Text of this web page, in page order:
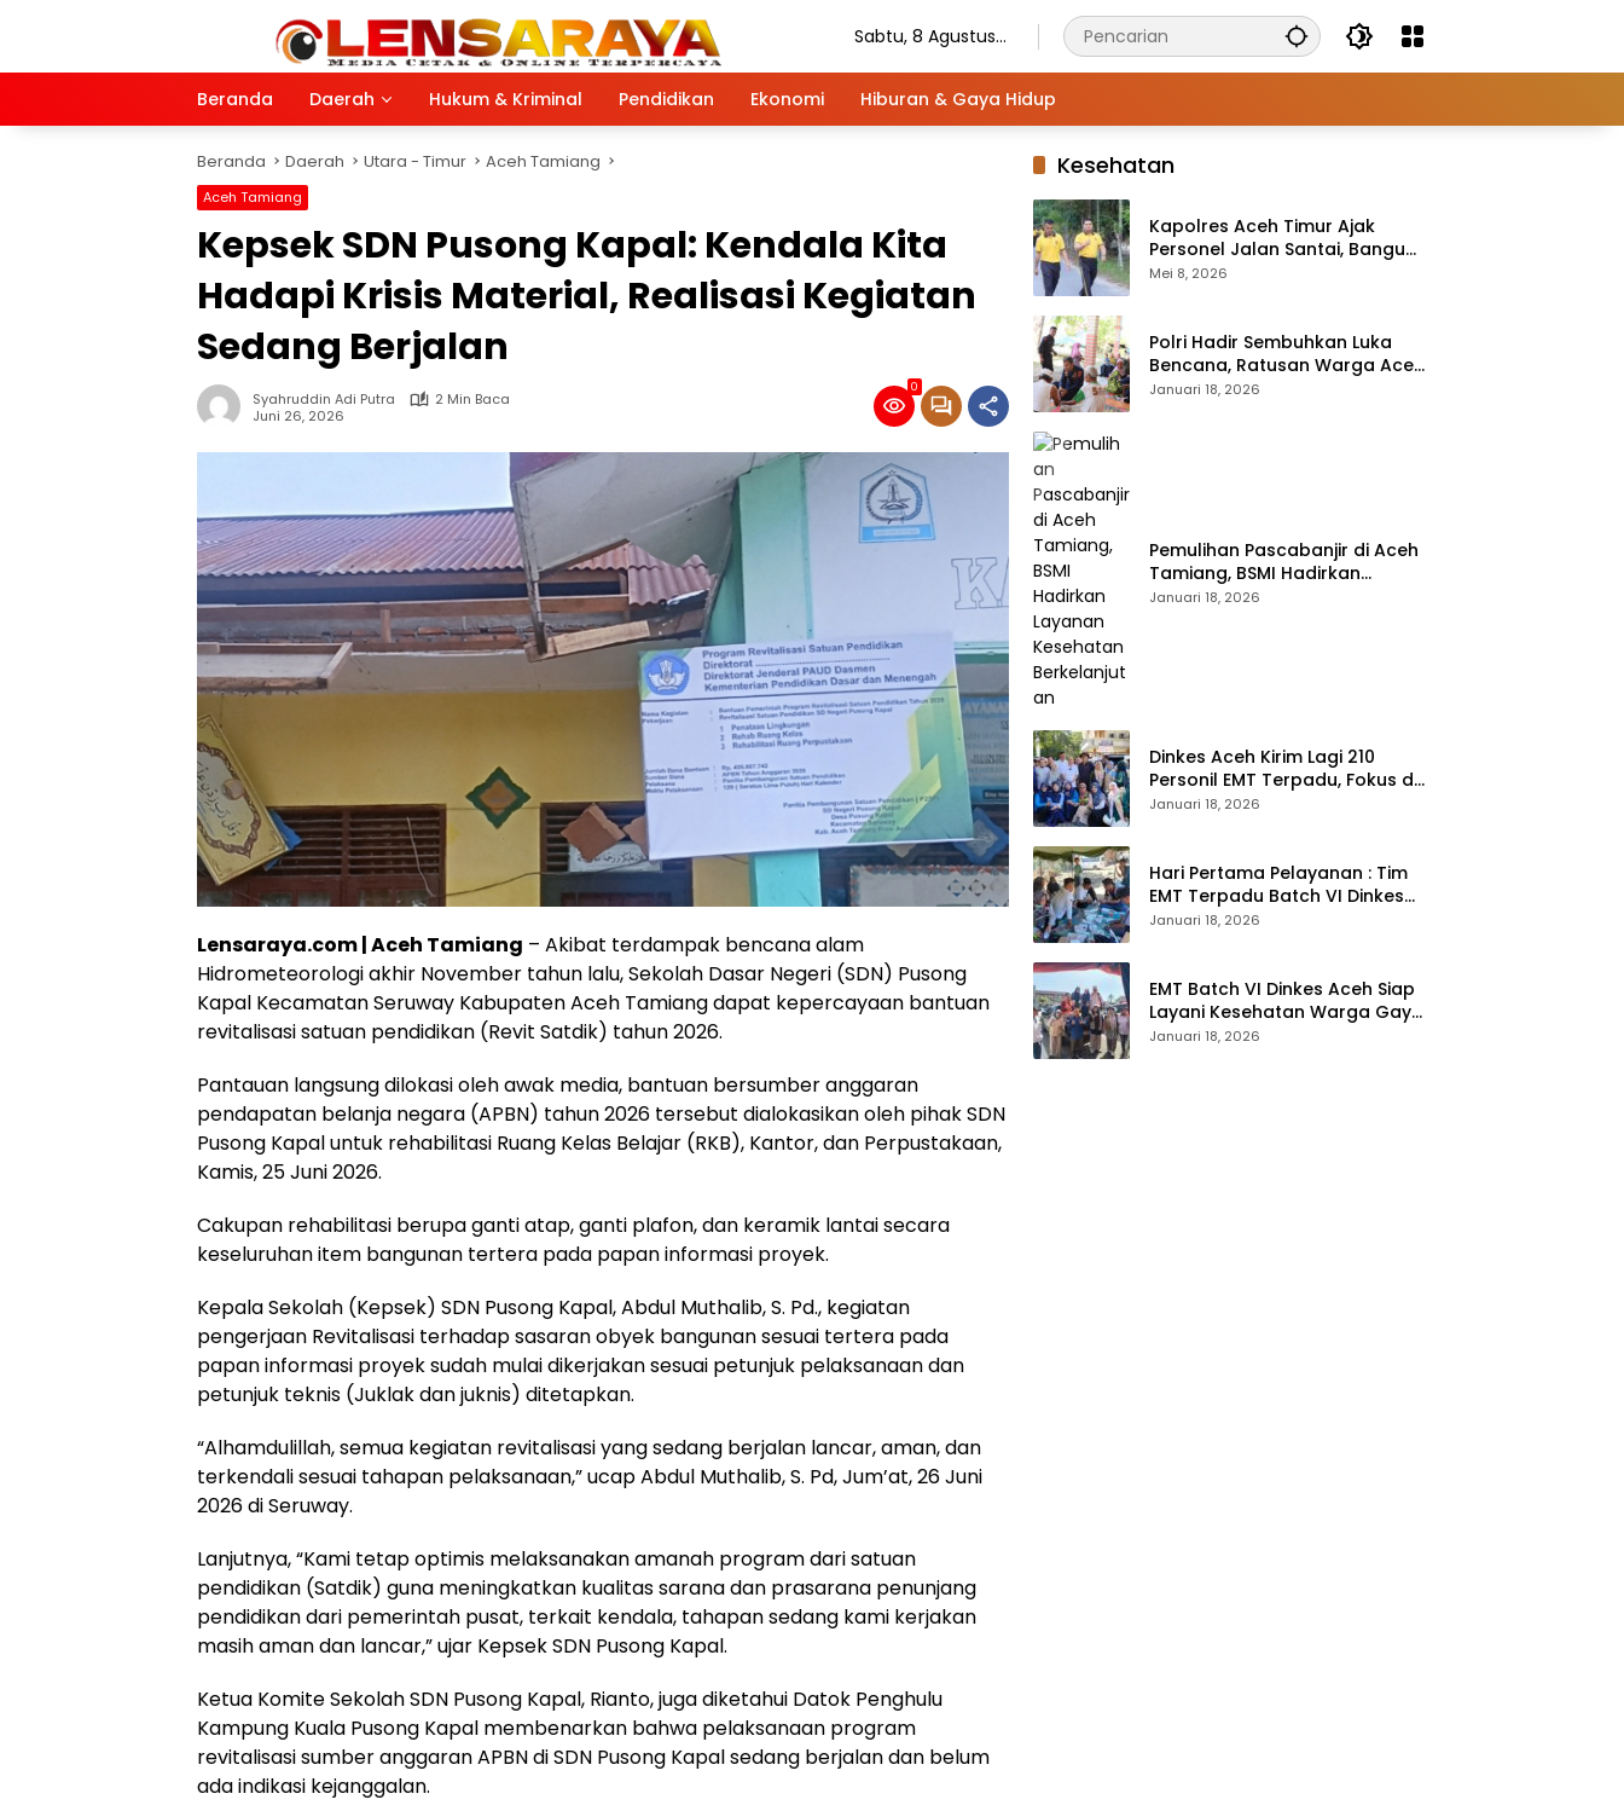
Sabtu, 8 Agustus
Beranda
Daerah Hukum & Kriminal Pendidikan Ekonomi Hiburan & Gaya Hidup
Beranda Daerah Utara - Timur Aceh Tamiang
Aceh Tamiang
Kepsek SDN Pusong Kapal: Kendala Kita
Hadapi Krisis Material, Realisasi Kegiatan
Sedang Berjalan
Syahruddin Adi Putra
2 Min Baca
Juni 26, 2026
0
Lensaraya.com | Aceh Tamiang – Akibat terdampak bencana alam
Hidrometeorologi akhir November tahun lalu, Sekolah Dasar Negeri (SDN) Pusong
Kapal Kecamatan Seruway Kabupaten Aceh Tamiang dapat kepercayaan bantuan
revitalisasi satuan pendidikan (Revit Satdik) tahun 2026.
Pantauan langsung dilokasi oleh awak media, bantuan bersumber anggaran
pendapatan belanja negara (APBN) tahun 2026 tersebut dialokasikan oleh pihak SDN
Pusong Kapal untuk rehabilitasi Ruang Kelas Belajar (RKB), Kantor, dan Perpustakaan,
Kamis, 25 Juni 2026.
Cakupan rehabilitasi berupa ganti atap, ganti plafon, dan keramik lantai secara
keseluruhan item bangunan tertera pada papan informasi proyek.
Kepala Sekolah (Kepsek) SDN Pusong Kapal, Abdul Muthalib, S. Pd., kegiatan
pengerjaan Revitalisasi terhadap sasaran obyek bangunan sesuai tertera pada
papan informasi proyek sudah mulai dikerjakan sesuai petunjuk pelaksanaan dan
petunjuk teknis (Juklak dan juknis) ditetapkan.
“Alhamdulillah, semua kegiatan revitalisasi yang sedang berjalan lancar, aman, dan
terkendali sesuai tahapan pelaksanaan,” ucap Abdul Muthalib, S. Pd, Jum’at, 26 Juni
2026 di Seruway.
Lanjutnya, “Kami tetap optimis melaksanakan amanah program dari satuan
pendidikan (Satdik) guna meningkatkan kualitas sarana dan prasarana penunjang
pendidikan dari pemerintah pusat, terkait kendala, tahapan sedang kami kerjakan
masih aman dan lancar,” ujar Kepsek SDN Pusong Kapal.
Ketua Komite Sekolah SDN Pusong Kapal, Rianto, juga diketahui Datok Penghulu
Kampung Kuala Pusong Kapal membenarkan bahwa pelaksanaan program
revitalisasi sumber anggaran APBN di SDN Pusong Kapal sedang berjalan dan belum
ada indikasi kejanggalan.
Kesehatan
Kapolres Aceh Timur Ajak
Personel Jalan Santai, Bangun
Semangat Sehat dan Solid
Mei 8, 2026
Polri Hadir Sembuhkan Luka
Bencana, Ratusan Warga Aceh
Tengah Terlayani Bakti
Januari 18, 2026
Pemulihan Pascabanjir di Aceh
Tamiang, BSMI Hadirkan
Layanan Kesehatan
Januari 18, 2026
Dinkes Aceh Kirim Lagi 210
Personil EMT Terpadu, Fokus di
Tujuh Kabupaten
Januari 18, 2026
Hari Pertama Pelayanan : Tim
EMT Terpadu Batch VI Dinkes
Aceh Jangkau Wilayah
Januari 18, 2026
EMT Batch VI Dinkes Aceh Siap
Layani Kesehatan Warga Gayo
Lues, Ini Lokasi Yang Akan
Januari 18, 2026